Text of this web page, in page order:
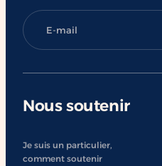
Nous soutenir
Je suis un particulier,
comment soutenir